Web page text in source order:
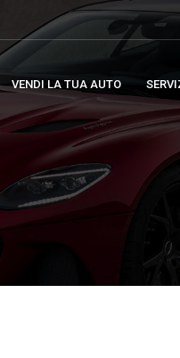
VENDI LA TUA AUTO